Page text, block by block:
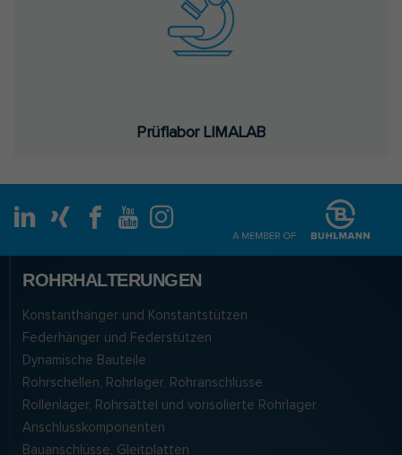
Prüf­la­bor LI­MA­L­AB
ROHRHALTERUNGEN
Konstanthänger und Konstantstützen
Federhänger und Federstützen
Dynamische Bauteile
Rohrschellen, Rohrlager, Rohranschlüsse
Rollenlager, Rohrsättel und vorisolierte Rohrlager
Anschlusskomponenten
Bauanschlüsse, Gleitplatten